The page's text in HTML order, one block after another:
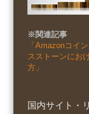
※関連記事
「Amazonコイ
スストーンにお
方」
国内サイト・